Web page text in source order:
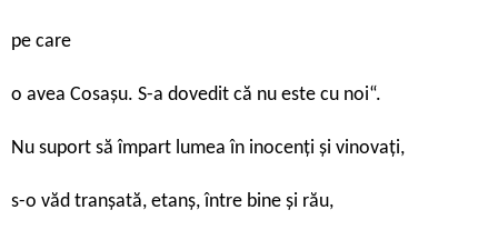
pe care
o avea Cosașu. S-a dovedit că nu este cu noi“.
Nu suport să împart lumea în inocenți și vinovați,
s-o văd tranșată, etanș, între bine și rău,